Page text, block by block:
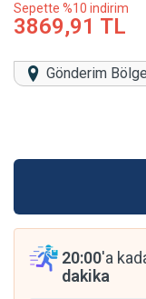
Sepette %10 indirim
3869,91 TL
Gönderim
20:00'a
dakika